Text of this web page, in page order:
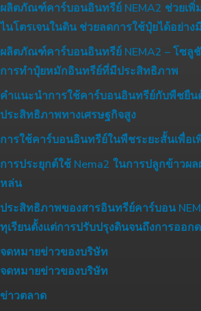
ผลิตภัณฑ์คาร์บอนอินทรีย์ NEMA2 ช่วยเพิ่
ไนโตรเจนในดิน ช่วยลดการใช้ปุ๋ยได้อย่า
ผลิตภัณฑ์คาร์บอนอินทรีย์ NEMA2 – โซลู
การทำปุ๋ยหมักอินทรีย์ที่มีประสิทธิภาพ
คำแนะนำการใช้คาร์บอนอินทรีย์กับพืชยืน
ประสิทธิภาพทางเศรษฐกิจสูง
การใช้คาร์บอนอินทรีย์ในพืชระยะสั้นเพื่อเ
การประยุกต์ใช้ Nema2 ในการปลูกข้าวผ
หล่น
ประสิทธิภาพของสารอินทรีย์คาร์บอน
ทุเรียนตั้งแต่การปรับปรุงดินจนถึงการออก
จดหมายข่าวของบริษัท
จดหมายข่าวของบริษัท
ข่าวตลาด